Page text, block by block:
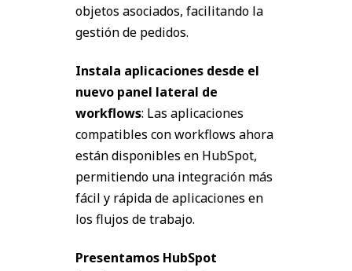
objetos asociados, facilitando la
gestión de pedidos.
Instala aplicaciones desde el
nuevo panel lateral de
workflows: Las aplicaciones
compatibles con workflows ahora
están disponibles en HubSpot,
permitiendo una integración más
fácil y rápida de aplicaciones en
los flujos de trabajo.
Presentamos HubSpot